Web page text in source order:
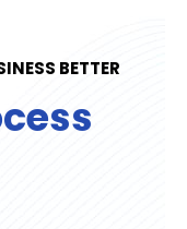
BETTER